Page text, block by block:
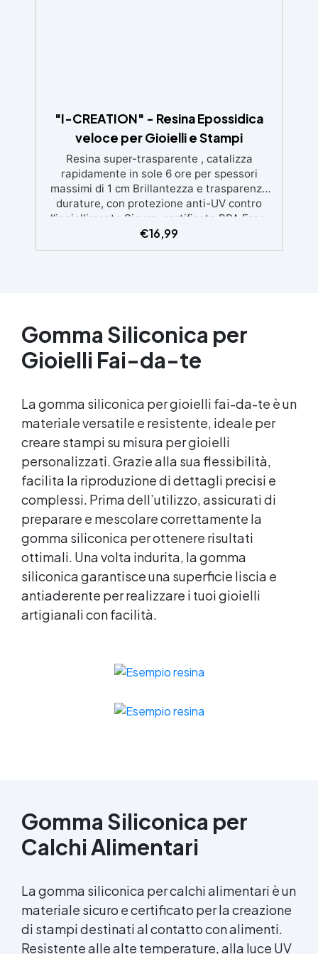
"I-CREATION" - Resina Epossidica
veloce per Gioielli e Stampi
Resina super-trasparente , catalizza
rapidamente in sole 6 ore per spessori
massimi di 1 cm Brillantezza e trasparenza
durature, con protezione anti-UV contro
l’ingiallimento Sicura, certificata BPA Free,
senza solventi e inodore, prodotta al 100% in
Italia Facile da usare (rapporto 2:1) e
€16,99
Gomma Siliconica per
Gioielli Fai-da-te
La gomma siliconica per gioielli fai-da-te è un
materiale versatile e resistente, ideale per
creare stampi su misura per gioielli
personalizzati. Grazie alla sua flessibilità,
facilita la riproduzione di dettagli precisi e
complessi. Prima dell’utilizzo, assicurati di
preparare e mescolare correttamente la
gomma siliconica per ottenere risultati
ottimali. Una volta indurita, la gomma
siliconica garantisce una superficie liscia e
antiaderente per realizzare i tuoi gioielli
artigianali con facilità.
Gomma Siliconica per
Calchi Alimentari
La gomma siliconica per calchi alimentari è un
materiale sicuro e certificato per la creazione
di stampi destinati al contatto con alimenti.
Resistente alle alte temperature, alla luce UV